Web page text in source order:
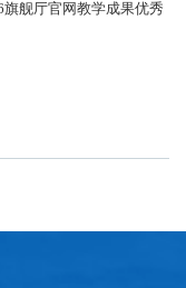
舰厅官网教学成果优秀